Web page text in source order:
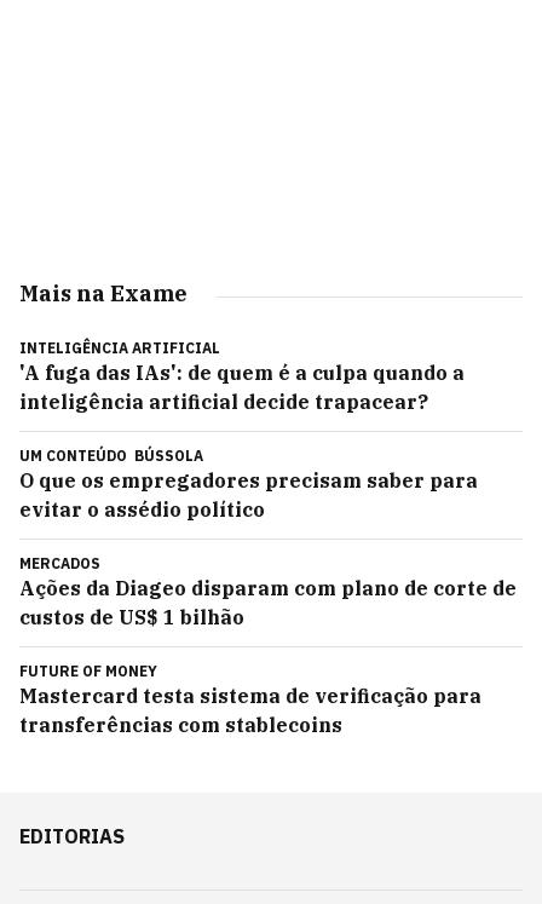
Mais na Exame
INTELIGÊNCIA ARTIFICIAL
'A fuga das IAs': de quem é a culpa quando a
inteligência artificial decide trapacear?
UM CONTEÚDO BÚSSOLA
O que os empregadores precisam saber para
evitar o assédio político
MERCADOS
Ações da Diageo disparam com plano de corte de
custos de US$ 1 bilhão
FUTURE OF MONEY
Mastercard testa sistema de verificação para
transferências com stablecoins
EDITORIAS